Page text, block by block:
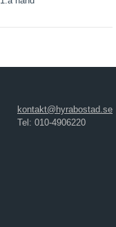
kontakt@hyrabostad.se
Tel: 010-4906220